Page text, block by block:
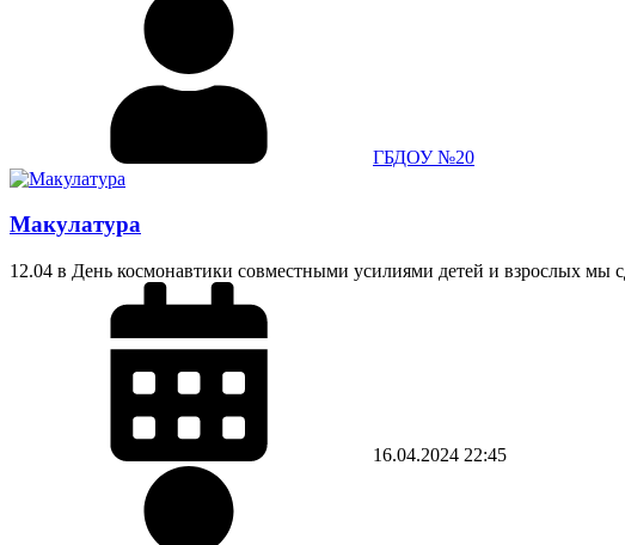
ГБДОУ №20
Макулатура
12.04 в День космонавтики совместными усилиями детей и взрослых мы
16.04.2024 22:45